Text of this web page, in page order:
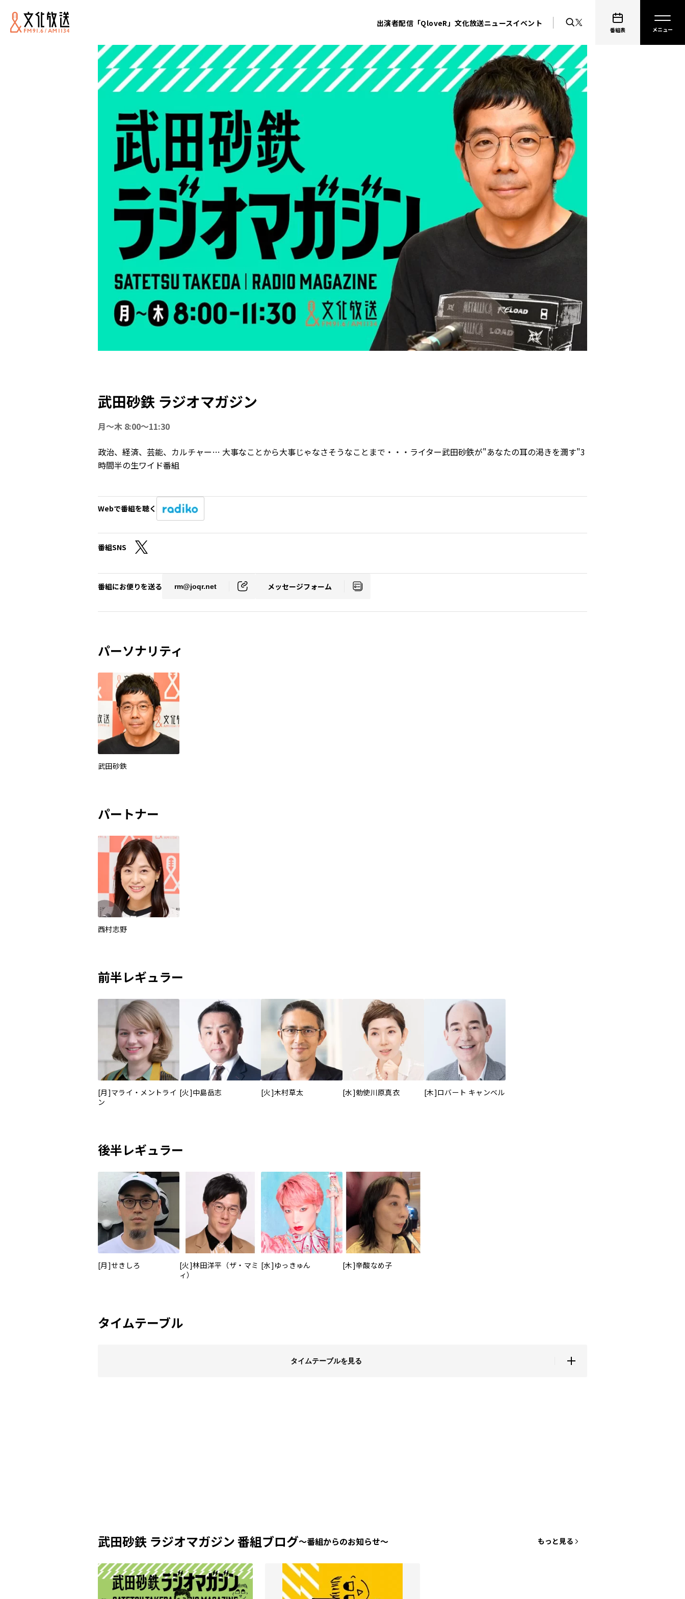
出演者配信「QloveR」文化放送ニュースイベント
番組表
武田砂鉄 ラジオマガジン
月～木 8:00～11:30
政治、経済、芸能、カルチャー… 大事なことから大事じゃなさそうなことまで・・・ライター武田砂鉄が"あなたの耳の渇きを潤す"3
時間半の生ワイド番組
Webで番組を聴く
番組SNS
番組にお便りを送る rm@joqr.net メッセージフォーム
パーソナリティ
武田砂鉄
パートナー
西村志野
前半レギュラー
[月]マライ・メントライ
ン
[火]中島岳志 [火]木村草太 [水]勅使川原真衣 [木]ロバート キャンベル
後半レギュラー
[月]せきしろ
[火]林田洋平（ザ・マミ
ィ）
[水]ゆっきゅん [木]辛酸なめ子
タイムテーブル
タイムテーブルを見る
武田砂鉄 ラジオマガジン 番組ブログ〜番組からのお知らせ〜 もっと見る